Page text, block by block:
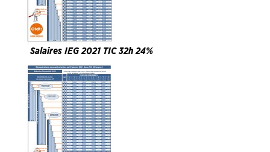
Salaires IEG 2021 TIC 32h 24%